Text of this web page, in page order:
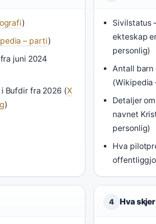
)
– parti)
juni 2024
Bufdir fra 2026 (X
)
Sivilstatus
ekteskap
personlig)
Antall
(Wikipedia
Detaljer
navnet
personlig)
Hva
4 Hva